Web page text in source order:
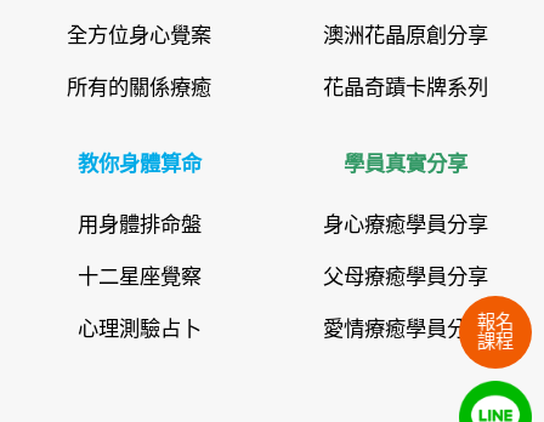
全方位身心覺案
所有的關係療癒
澳洲花晶原創分享
花晶奇蹟卡牌系列
教你身體算命
用身體排命盤
十二星座覺察
心理測驗占卜
學員真實分享
身心療癒學員分享
父母療癒學員分享
愛情療癒學員分享報名
課程